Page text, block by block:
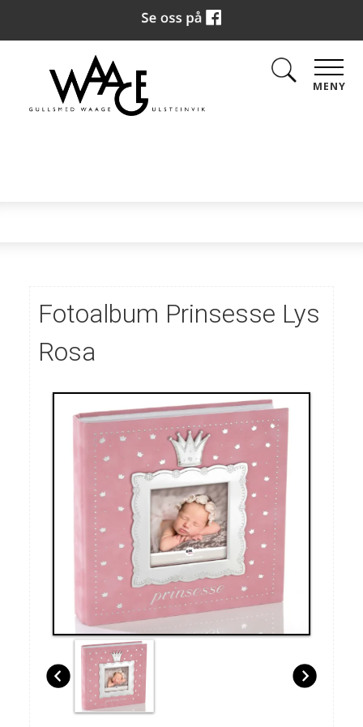
MENY
Fotoalbum Prinsesse Lys
Rosa